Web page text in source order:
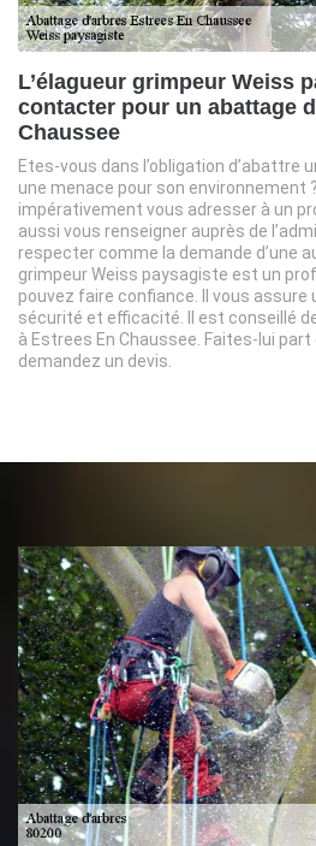
L’élagueur grimpeur Weiss
contacter pour un abattage
Chaussee
Etes-vous dans l’obligation d’abattre
une menace pour son environnement
impérativement vous adresser à un
aussi vous renseigner auprès de
respecter comme la demande d’une
grimpeur Weiss paysagiste est un
pouvez faire confiance. Il vous
sécurité et efficacité. Il est conseillé
à Estrees En Chaussee. Faites-lui
demandez un devis.